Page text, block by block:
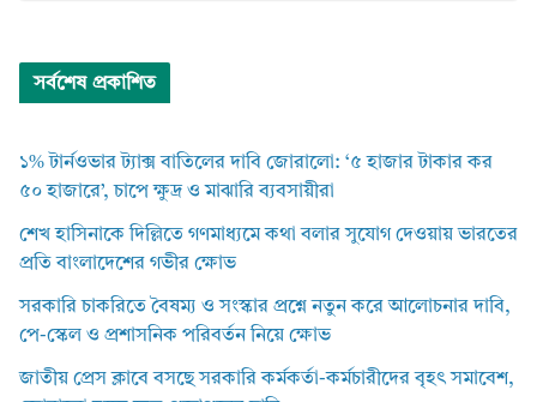
সর্বশেষ প্রকাশিত
১% টার্নওভার ট্যাক্স বাতিলের দাবি জোরালো: ‘৫ হাজার টাকার কর
৫০ হাজারে’, চাপে ক্ষুদ্র ও মাঝারি ব্যবসায়ীরা
শেখ হাসিনাকে দিল্লিতে গণমাধ্যমে কথা বলার সুযোগ দেওয়ায় ভারতের
প্রতি বাংলাদেশের গভীর ক্ষোভ
সরকারি চাকরিতে বৈষম্য ও সংস্কার প্রশ্নে নতুন করে আলোচনার দাবি,
পে-স্কেল ও প্রশাসনিক পরিবর্তন নিয়ে ক্ষোভ
জাতীয় প্রেস ক্লাবে বসছে সরকারি কর্মকর্তা-কর্মচারীদের বৃহৎ সমাবেশ,